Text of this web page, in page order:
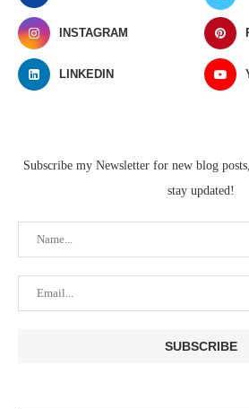
INSTAGRAM
LINKEDIN
Subscribe my Newsletter for new blog
stay updated!